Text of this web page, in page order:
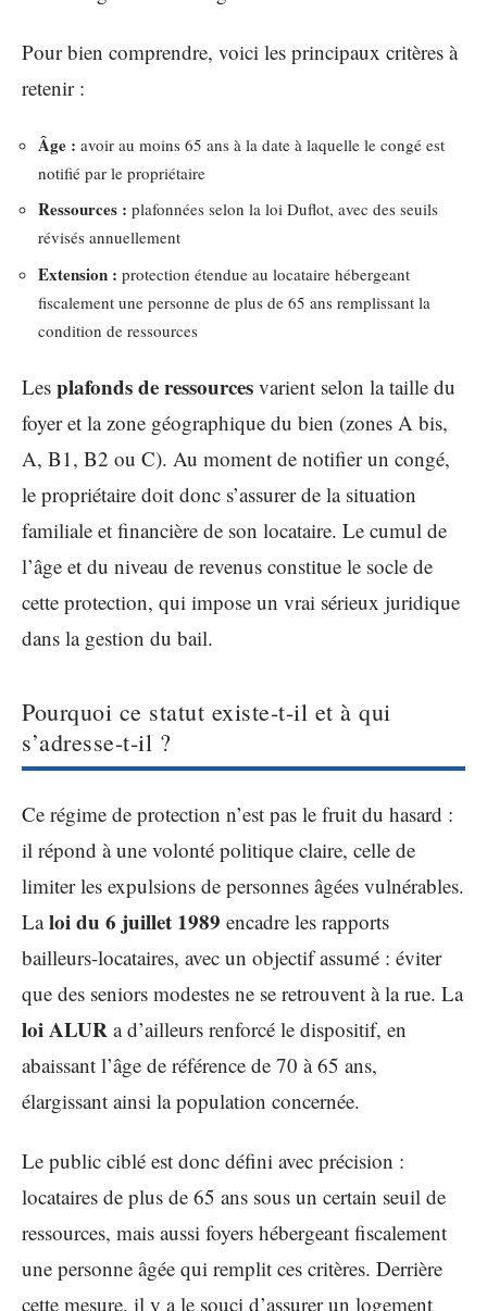
Pour bien comprendre, voici les principaux critères à
retenir :
Âge : avoir au moins 65 ans à la date à laquelle le congé est
notifié par le propriétaire
Ressources : plafonnées selon la loi Duflot, avec des seuils
révisés annuellement
Extension : protection étendue au locataire hébergeant
fiscalement une personne de plus de 65 ans remplissant la
condition de ressources
Les plafonds de ressources varient selon la taille du
foyer et la zone géographique du bien (zones A bis,
A, B1, B2 ou C). Au moment de notifier un congé,
le propriétaire doit donc s’assurer de la situation
familiale et financière de son locataire. Le cumul de
l’âge et du niveau de revenus constitue le socle de
cette protection, qui impose un vrai sérieux juridique
dans la gestion du bail.
Pourquoi ce statut existe-t-il et à qui
s’adresse-t-il ?
Ce régime de protection n’est pas le fruit du hasard :
il répond à une volonté politique claire, celle de
limiter les expulsions de personnes âgées vulnérables.
Laloi du 6 juillet 1989 encadre les rapports
bailleurs-locataires, avec un objectif assumé : éviter
que des seniors modestes ne se retrouvent à la rue. La
loi ALUR a d’ailleurs renforcé le dispositif, en
abaissant l’âge de référence de 70 à 65 ans,
élargissant ainsi la population concernée.
Le public ciblé est donc défini avec précision :
locataires de plus de 65 ans sous un certain seuil de
ressources, mais aussi foyers hébergeant fiscalement
une personne âgée qui remplit ces critères. Derrière
cette mesure, il y a le souci d’assurer un logement